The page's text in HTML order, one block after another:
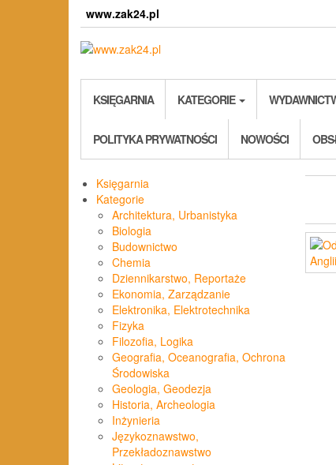
www.zak24.pl
KSIĘGARNIA KATEGORIE
POLITYKA PRYWATNOŚCI NOWOŚCI
Księgarnia
Kategorie
Architektura, Urbanistyka
Biologia
Budownictwo
Chemia
Dziennikarstwo, Reportaże
Ekonomia, Zarządzanie
Elektronika, Elektrotechnika
Fizyka
Filozofia, Logika
Geografia, Oceanografia, Ochrona
Środowiska
Geologia, Geodezja
Historia, Archeologia
Inżynieria
Językoznawstwo,
Przekładoznawstwo